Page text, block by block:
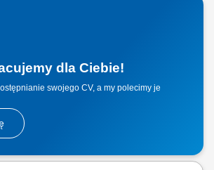
jakości, wagi oraz prawidłowości
Rejestracja danych w systemie i prowadzenie
dla Ciebie!
swojego CV, a my polecimy je